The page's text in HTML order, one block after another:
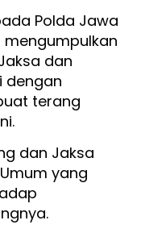
Polda Jawa
mengumpulkan
dan
dengan
terang
dan Jaksa
yang